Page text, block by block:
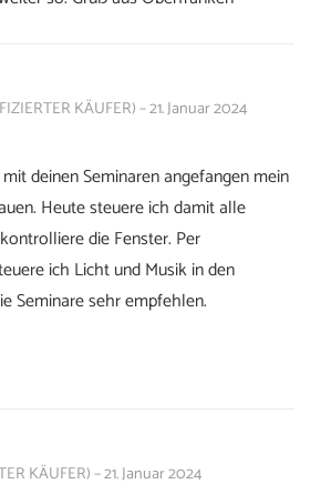
5 KÄUFER)–21. Januar 2024
deinen Seminaren angefangen mein
Heute steuere ich damit alle
die Fenster. Per
ich Licht und Musik in den
Seminare sehr empfehlen.
5 KÄUFER)–21. Januar 2024